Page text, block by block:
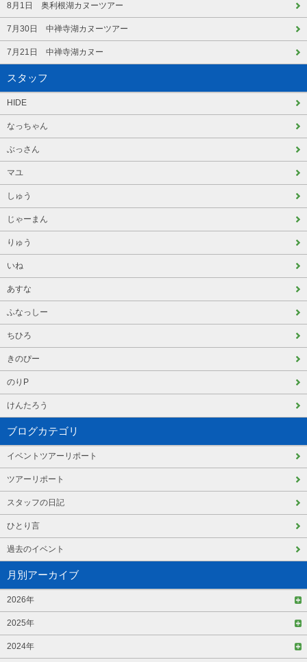
8月1日 奥利根湖カヌーツアー
7月30日 中禅寺湖カヌーツアー
7月21日 中禅寺湖カヌー
スタッフ
HIDE
なっちゃん
ぶっさん
マユ
しゅう
じゃーまん
りゅう
いね
あすな
ふなっしー
ちひろ
きのぴー
のりP
けんたろう
ブログカテゴリ
イベントツアーリポート
ツアーリポート
スタッフの日記
ひとり言
過去のイベント
月別アーカイブ
2026年
2025年
2024年